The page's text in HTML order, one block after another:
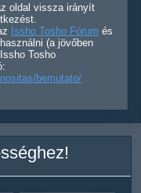
oldal vissza irányít
Issho Tosho Fórum és
(a jövőben
Tosho
bemutato/